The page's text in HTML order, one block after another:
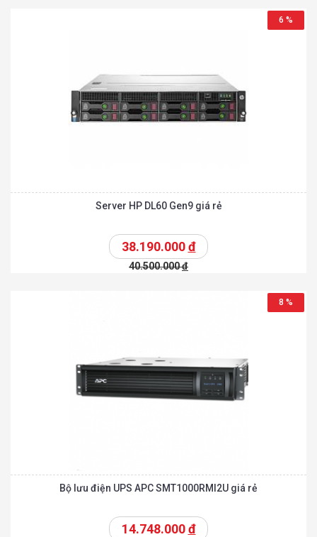
6 %
Server HP DL60 Gen9 giá rẻ
38.190.000đ
40.500.000đ
8 %
Bộ lưu điện UPS APC SMT1000RMI2U giá rẻ
14.748.000đ